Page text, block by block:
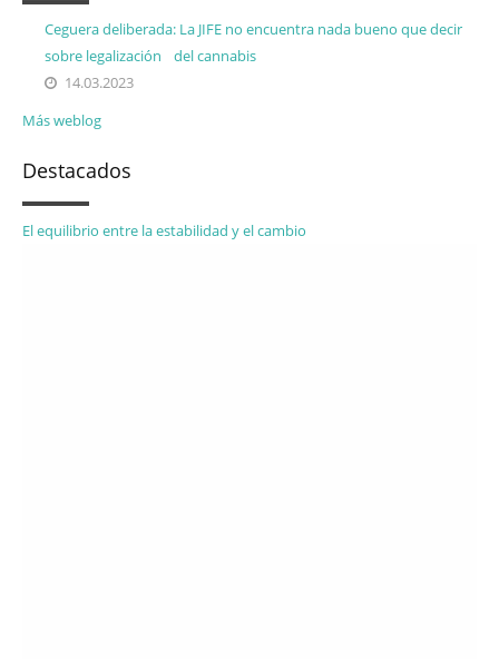
Ceguera deliberada: La JIFE no encuentra nada bueno que decir
sobre legalización del cannabis
14.03.2023
Más weblog
Destacados
El equilibrio entre la estabilidad y el cambio